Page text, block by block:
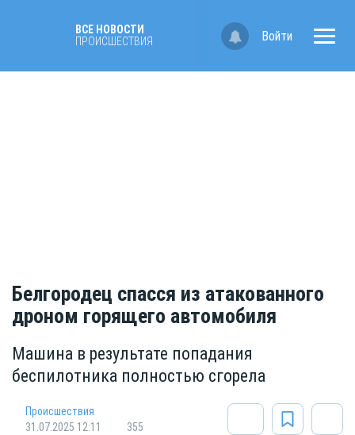
ВСЕ НОВОСТИ
ПРОИСШЕСТВИЯ
Войти
Белгородец спасся из атакованного
дроном горящего автомобиля
Машина в результате попадания
беспилотника полностью сгорела
Происшествия
31.07.2025 12:11
355